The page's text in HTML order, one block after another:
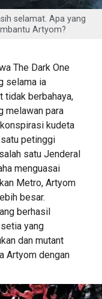
selamat. Apa yang
Artyom?
The Dark One
selama ia
tidak berbahaya,
melawan para
kudeta
petinggi
satu Jenderal
menguasai
Metro, Artyom
besar.
berhasil
yang
dan mutant
Artyom dengan